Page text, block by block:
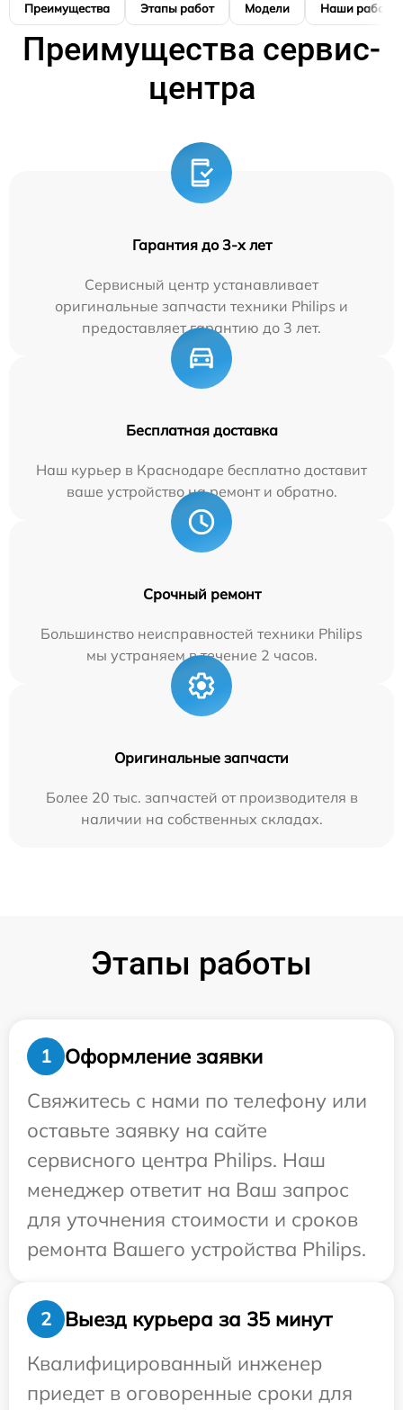
Преимущества Этапы работ Модели Наши работы
Преимущества сервис-
центра
Гарантия до 3-х лет
Сервисный центр устанавливает
оригинальные запчасти техники Philips и
предоставляет гарантию до 3 лет.
Бесплатная доставка
Наш курьер в Краснодаре бесплатно доставит
ваше устройство на ремонт и обратно.
Срочный ремонт
Большинство неисправностей техники Philips
мы устраняем в течение 2 часов.
Оригинальные запчасти
Более 20 тыс. запчастей от производителя в
наличии на собственных складах.
Этапы работы
1
Оформление заявки
Свяжитесь с нами по телефону или
оставьте заявку на сайте
сервисного центра Philips. Наш
менеджер ответит на Ваш запрос
для уточнения стоимости и сроков
ремонта Вашего устройства Philips.
2
Выезд курьера за 35 минут
Квалифицированный инженер
приедет в оговоренные сроки для